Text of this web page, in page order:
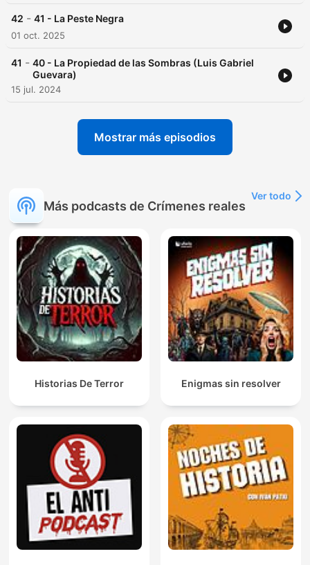
42 - 41 - La Peste Negra
01 oct. 2025
41 - 40 - La Propiedad de las Sombras (Luis Gabriel
Guevara)
15 jul. 2024
Mostrar más episodios
Más podcasts de Crímenes reales
Ver todo
Historias De Terror Enigmas sin resolver